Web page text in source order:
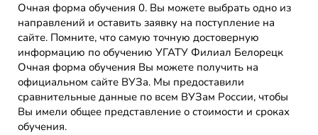
Очная форма обучения 0. Вы можете выбрать одно из
направлений и оставить заявку на поступление на
сайте. Помните, что самую точную достоверную
информацию по обучению УГАТУ Филиал Белорецк
Очная форма обучения Вы можете получить на
официальном сайте ВУЗа. Мы предоставили
сравнительные данные по всем ВУЗам России, чтобы
Вы имели общее представление о стоимости и сроках
обучения.